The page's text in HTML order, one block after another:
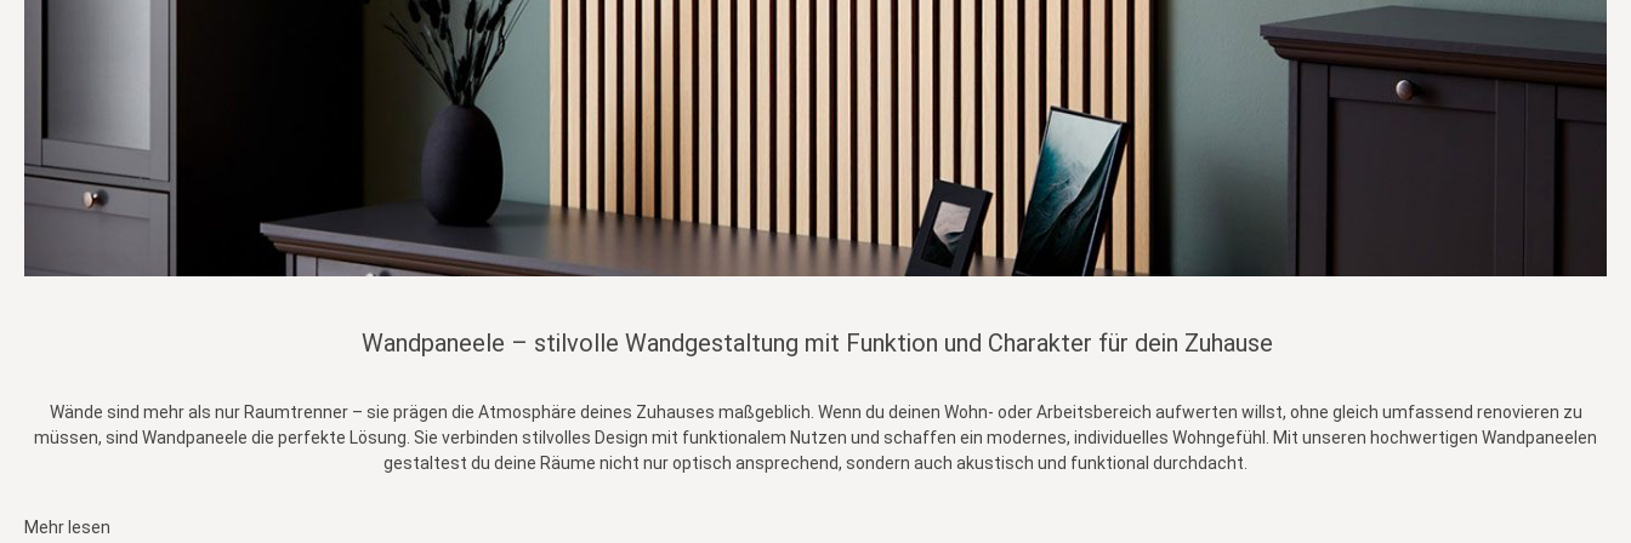
Wandpaneele – stilvolle Wandgestaltung mit Funktion und Charakter für dein Zuhause
Wände sind mehr als nur Raumtrenner – sie prägen die Atmosphäre deines Zuhauses maßgeblich. Wenn du deinen Wohn- oder Arbeitsbereich aufwerten willst, ohne gleich umfassend renovieren zu
müssen, sind Wandpaneele die perfekte Lösung. Sie verbinden stilvolles Design mit funktionalem Nutzen und schaffen ein modernes, individuelles Wohngefühl. Mit unseren hochwertigen Wandpaneelen
gestaltest du deine Räume nicht nur optisch ansprechend, sondern auch akustisch und funktional durchdacht.
Mehr lesen